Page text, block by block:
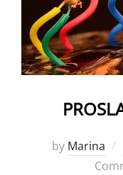
by Marina